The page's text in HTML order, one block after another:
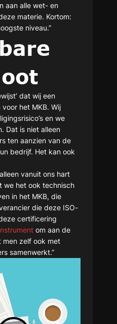
aan alle wet- en
materie. Kortom:
niveau.”
dat wij een
het MKB. Wij
en we
Dat is niet alleen
ten aanzien van de
bedrijf. Het kan ook
vanuit ons hart
we het ook technisch
in het MKB, die
die deze ISO-
certificering
om aan de
men zelf ook met
samenwerkt.”